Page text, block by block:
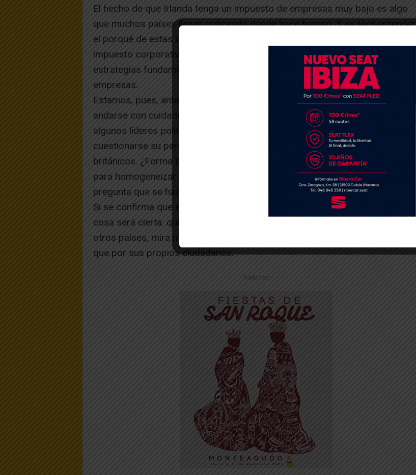
El hecho de que Irlanda tenga un impuesto de empresas muy bajo es algo
que muchos países llevan criticando desde hace tiempo. Y es fácil entender
el porqué de estas críticas. Pero hay que entender también que el tener un
impuesto corporativo bajo no es algo ilegal o delictivo, y es una de las
estrategias fundamentales de esta nación, una pequeña isla, para atraer
empresas.
Estamos, pues, ante un asunto bastante peliagudo, y en el que hay que
andarse con cuidado, pues no son pocos ya los irlandeses, entre ellos
algunos líderes políticos, que empiezan a decir que quizás Irlanda debería
cuestionarse su pertenencia a la UE, al igual que lo han hecho sus vecinos
británicos. ¿Forma parte todo esto de una estrategia de la Unión Europea
para homogeneizar el impuesto a empresas en todos los países? Esa es la
pregunta que se hacen a día de hoy muchos irlandeses.
Si se confirma que en efecto existieron estas ventajas ilegales a Apple, una
cosa será cierta: que el gobierno irlandés, como la mayoría de gobiernos en
otros países, mira más por las multinacionales y las grandes corporaciones
que por sus propios ciudadanos.
-- Publicidad --